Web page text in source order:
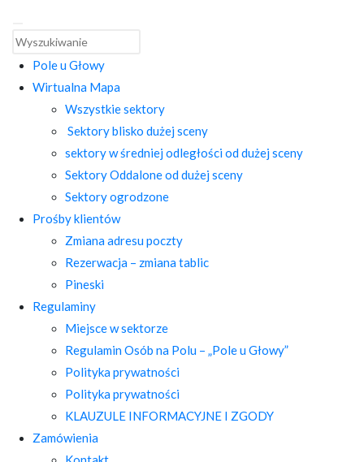
Pole u Głowy
Wirtualna Mapa
Wszystkie sektory
Sektory blisko dużej sceny
sektory w średniej odległości od dużej sceny
Sektory Oddalone od dużej sceny
Sektory ogrodzone
Prośby klientów
Zmiana adresu poczty
Rezerwacja – zmiana tablic
Pineski
Regulaminy
Miejsce w sektorze
Regulamin Osób na Polu – „Pole u Głowy”
Polityka prywatności
Polityka prywatności
KLAUZULE INFORMACYJNE I ZGODY
Zamówienia